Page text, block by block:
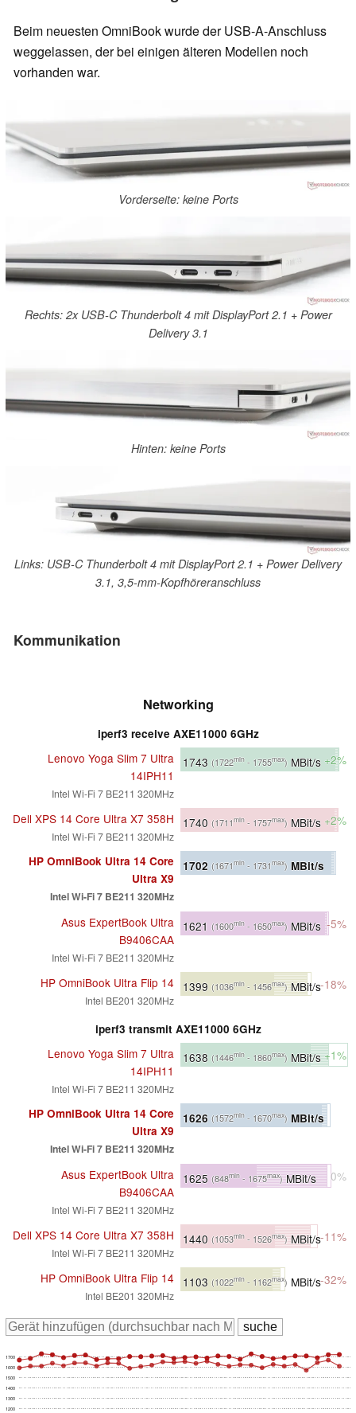
Beim neuesten OmniBook wurde der USB-A-Anschluss
weggelassen, der bei einigen älteren Modellen noch
vorhanden war.
Vorderseite: keine Ports
Rechts: 2x USB-C Thunderbolt 4 mit DisplayPort 2.1 + Power
Delivery 3.1
Hinten: keine Ports
Links: USB-C Thunderbolt 4 mit DisplayPort 2.1 + Power Delivery
3.1, 3,5-mm-Kopfhöreranschluss
Kommunikation
Networking
iperf3 receive AXE11000 6GHz
Lenovo Yoga Slim 7 Ultra
14IPH11
Intel Wi-Fi 7 BE211 320MHz
1743 (1722min - 1755max) MBit/s +2%
Dell XPS 14 Core Ultra X7 358H
Intel Wi-Fi 7 BE211 320MHz
1740 (1711min - 1757max) MBit/s +2%
HP OmniBook Ultra 14 Core
Ultra X9
Intel Wi-Fi 7 BE211 320MHz
1702 (1671min - 1731max) MBit/s
Asus ExpertBook Ultra
B9406CAA
Intel Wi-Fi 7 BE211 320MHz
1621 (1600min - 1650max) MBit/s -5%
HP OmniBook Ultra Flip 14
Intel BE201 320MHz
1399 (1036min - 1456max)MBit/s-18%
iperf3 transmit AXE11000 6GHz
Lenovo Yoga Slim 7 Ultra
14IPH11
Intel Wi-Fi 7 BE211 320MHz
1638 (1446min - 1860max) MBit/s +1%
HP OmniBook Ultra 14 Core
Ultra X9
Intel Wi-Fi 7 BE211 320MHz
1626 (1572min - 1670max) MBit/s
Asus ExpertBook Ultra
B9406CAA
Intel Wi-Fi 7 BE211 320MHz
1625 (848min - 1675max)MBit/s 0%
Dell XPS 14 Core Ultra X7 358H
Intel Wi-Fi 7 BE211 320MHz
1440 (1053min - 1526max) MBit/s-11%
HP OmniBook Ultra Flip 14
Intel BE201 320MHz
1103 (1022min - 1162max) MBit/s-32%
1200
1300
1400
1500
1600
1700